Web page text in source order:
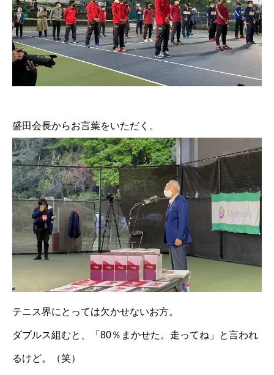
盛田会長からお言葉をいただく。
テニス界にとっては欠かせないお方。
ダブルス組むと、「80％まかせた。走ってね」と言われ
るけど。（笑）